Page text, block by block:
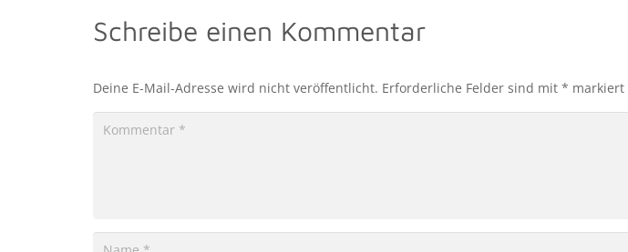
Schreibe einen Kommentar
Deine E-Mail-Adresse wird nicht veröffentlicht. Erforderliche Felder sind mit * markiert